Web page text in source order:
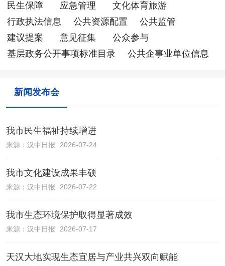
民生保障
应急管理
文化体育旅游
行政执法信息
公共资源配置
公共监管
建议提案
意见征集
公众参与
基层政务公开事项标准目录
公共企事业单位信息
新闻发布会
我市民生福祉持续增进
来源： 汉中日报 2026-07-24
我市文化建设成果丰硕
来源： 汉中日报 2026-07-22
我市生态环境保护取得显著成效
来源： 汉中日报 2026-07-17
天汉大地实现生态宜居与产业共兴双向赋能